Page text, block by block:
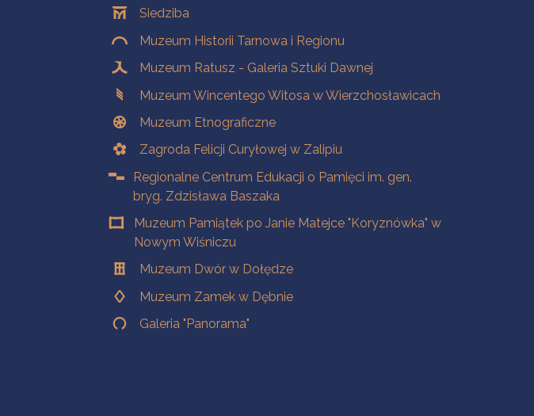
OddziałySiedziba
Muzeum Historii Tarnowa i Regionu
Muzeum Ratusz - Galeria Sztuki Dawnej
Muzeum Wincentego Witosa w Wierzchosławicach
Muzeum Etnograficzne
Zagroda Felicji Curyłowej w Zalipiu
Regionalne Centrum Edukacji o Pamięci im. gen.
bryg. Zdzisława Baszaka
Muzeum Pamiątek po Janie Matejce "Koryznówka" w
Nowym Wiśniczu
Muzeum Dwór w Dołędze
Muzeum Zamek w Dębnie
Galeria "Panorama"